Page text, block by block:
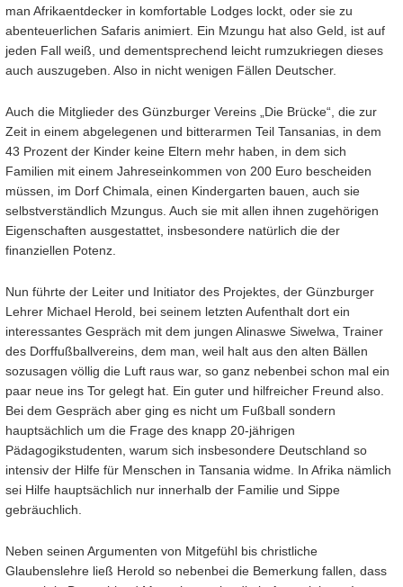
man Afrikaentdecker in komfortable Lodges lockt, oder sie zu
abenteuerlichen Safaris animiert. Ein Mzungu hat also Geld, ist auf
jeden Fall weiß, und dementsprechend leicht rumzukriegen dieses
auch auszugeben. Also in nicht wenigen Fällen Deutscher.
Auch die Mitglieder des Günzburger Vereins „Die Brücke“, die zur
Zeit in einem abgelegenen und bitterarmen Teil Tansanias, in dem
43 Prozent der Kinder keine Eltern mehr haben, in dem sich
Familien mit einem Jahreseinkommen von 200 Euro bescheiden
müssen, im Dorf Chimala, einen Kindergarten bauen, auch sie
selbstverständlich Mzungus. Auch sie mit allen ihnen zugehörigen
Eigenschaften ausgestattet, insbesondere natürlich die der
finanziellen Potenz.
Nun führte der Leiter und Initiator des Projektes, der Günzburger
Lehrer Michael Herold, bei seinem letzten Aufenthalt dort ein
interessantes Gespräch mit dem jungen Alinaswe Siwelwa, Trainer
des Dorffußballvereins, dem man, weil halt aus den alten Bällen
sozusagen völlig die Luft raus war, so ganz nebenbei schon mal ein
paar neue ins Tor gelegt hat. Ein guter und hilfreicher Freund also.
Bei dem Gespräch aber ging es nicht um Fußball sondern
hauptsächlich um die Frage des knapp 20-jährigen
Pädagogikstudenten, warum sich insbesondere Deutschland so
intensiv der Hilfe für Menschen in Tansania widme. In Afrika nämlich
sei Hilfe hauptsächlich nur innerhalb der Familie und Sippe
gebräuchlich.
Neben seinen Argumenten von Mitgefühl bis christliche
Glaubenslehre ließ Herold so nebenbei die Bemerkung fallen, dass